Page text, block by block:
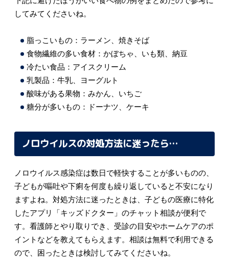
してみてくださいね。
脂っこいもの：ラーメン、焼きそば
食物繊維の多い食材：かぼちゃ、いも類、納豆
冷たい食品：アイスクリーム
乳製品：牛乳、ヨーグルト
酸味がある果物：みかん、いちご
糖分が多いもの：ドーナツ、ケーキ
ノロウイルスの対処方法に迷ったら…
ノロウイルス感染症は数日で軽快することが多いものの、
子どもが嘔吐や下痢を何度も繰り返していると不安になり
ますよね。対処方法に迷ったときは、子どもの医療に特化
したアプリ「キッズドクター」のチャット相談が便利で
す。看護師とやり取りでき、受診の目安やホームケアのポ
イントなどを教えてもらえます。相談は無料で利用できる
ので、困ったときは検討してみてくださいね。